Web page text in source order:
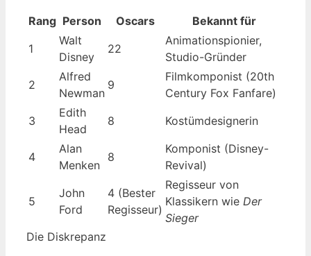
Rang Person Oscars
Bekannt für
1
Walt
Disney
22
Animationspionier,
Studio-Gründer
2
Alfred
Newman
9
Filmkomponist (20th
Century Fox Fanfare)
3
Edith
Head
8 Kostümdesignerin
4
Alan
Menken
8
Komponist (Disney-
Revival)
5
John
Ford
4 (Bester
Regisseur)
Regisseur von
Klassikern wie Der
Sieger
Die Diskrepanz